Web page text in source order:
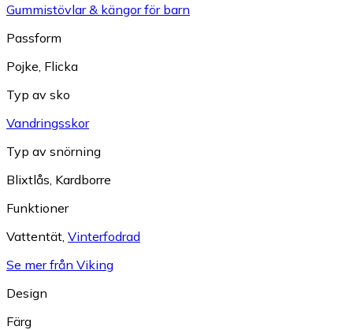
Gummistövlar & kängor för barn
Passform
Pojke Flicka
Typ av sko
Vandringsskor
Typ av snörning
Blixtlås Kardborre
Funktioner
Vattentät Vinterfodrad
Se mer från Viking
Design
Färg